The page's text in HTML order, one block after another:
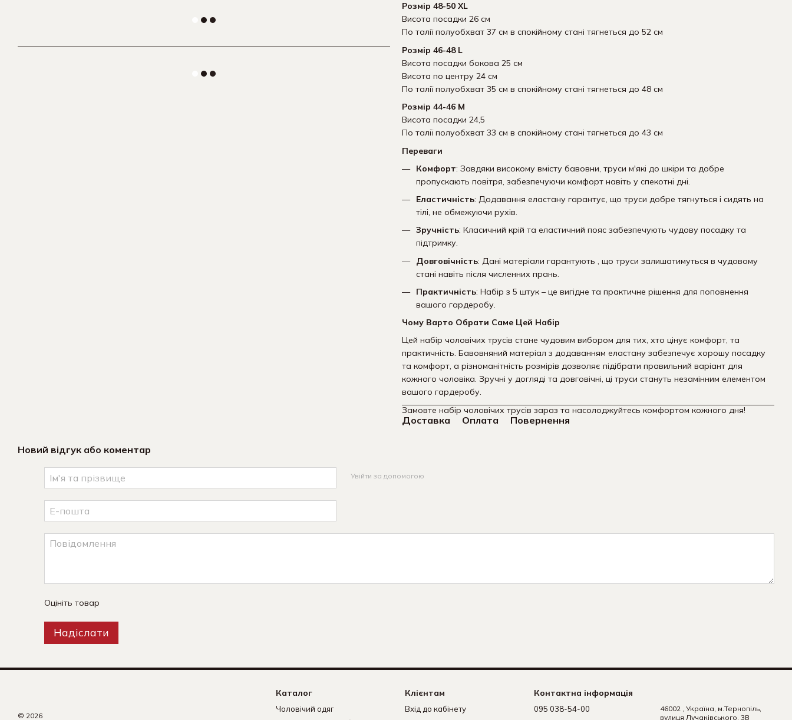
Розмір 48-50 XL
Висота посадки 26 см
По талії полуобхват 37 см в спокійному стані тягнеться до 52 см
Розмір 46-48 L
Висота посадки бокова 25 см
Висота по центру 24 см
По талії полуобхват 35 см в спокійному стані тягнеться до 48 см
Розмір 44-46 М
Висота посадки 24,5
По талії полуобхват 33 см в спокійному стані тягнеться до 43 см
Переваги
Комфорт: Завдяки високому вмісту бавовни, труси м'які до шкіри та добре
пропускають повітря, забезпечуючи комфорт навіть у спекотні дні.
Еластичність: Додавання еластану гарантує, що труси добре тягнуться і сидять на
тілі, не обмежуючи рухів.
Зручність: Класичний крій та еластичний пояс забезпечують чудову посадку та
підтримку.
Довговічність: Дані матеріали гарантують , що труси залишатимуться в чудовому
стані навіть після численних прань.
Практичність: Набір з 5 штук – це вигідне та практичне рішення для поповнення
вашого гардеробу.
Чому Варто Обрати Саме Цей Набір
Цей набір чоловічих трусів стане чудовим вибором для тих, хто цінує комфорт, та
практичність. Бавовняний матеріал з додаванням еластану забезпечує хорошу посадку
та комфорт, а різноманітність розмірів дозволяє підібрати правильний варіант для
кожного чоловіка. Зручні у догляді та довговічні, ці труси стануть незамінним елементом
вашого гардеробу.
Замовте набір чоловічих трусів зараз та насолоджуйтесь комфортом кожного дня!
Доставка Оплата Повернення
Новий відгук або коментар
Увійти за допомогою
Оцініть товар
Надіслати
© 2026
Каталог
Чоловічий одяг
Клієнтам
Вхід до кабінету
Контактна інформація
095 038-54-00
46002 , Україна, м.Тернопіль,
вулиця Лучаківського, 3В